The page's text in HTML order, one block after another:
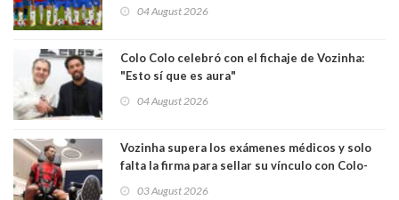
04 August 2026
Colo Colo celebró con el fichaje de Vozinha:
"Esto sí que es aura"
04 August 2026
Vozinha supera los exámenes médicos y solo
falta la firma para sellar su vínculo con Colo-
03 August 2026